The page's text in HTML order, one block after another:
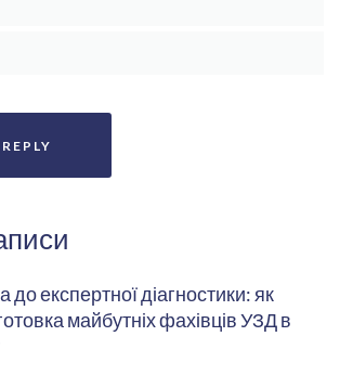
до експертної діагностики: як
майбутніх фахівців УЗД в